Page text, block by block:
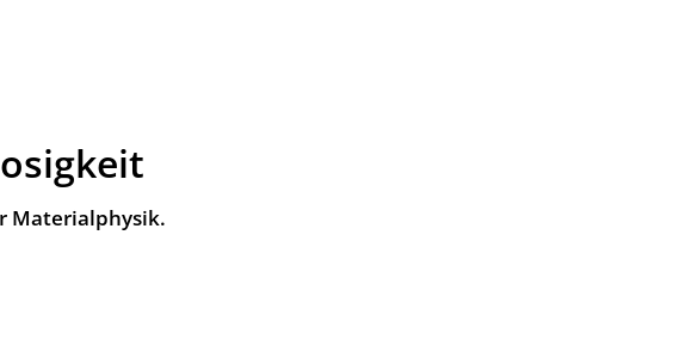
Materialphysik.